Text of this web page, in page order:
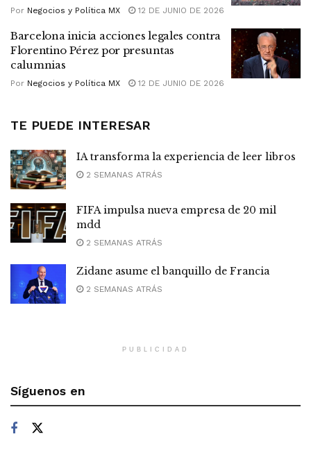
Por Negocios y Política MX 12 DE JUNIO DE 2026
Barcelona inicia acciones legales contra
Florentino Pérez por presuntas
calumnias
Por Negocios y Política MX 12 DE JUNIO DE 2026
TE PUEDE INTERESAR
IA transforma la experiencia de leer libros
2 SEMANAS ATRÁS
FIFA impulsa nueva empresa de 20 mil
mdd
2 SEMANAS ATRÁS
Zidane asume el banquillo de Francia
2 SEMANAS ATRÁS
PUBLICIDAD
Síguenos en